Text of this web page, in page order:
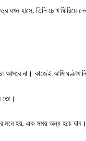
যখন হাসে, তিনি চোখ ফিরিয়ে
আসবে না। কাজেই আমি
তো।
মনে হয়, এক সময় অন্ধ হয়ে